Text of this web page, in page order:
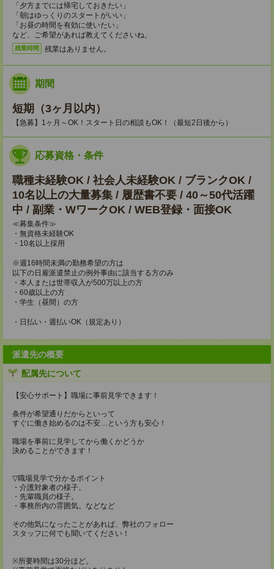
「夕方までには帰宅しておきたい」
「朝はゆっくりのスタートがいい」
「お昼の時間を有効に使いたい」
など、ご希望があれば教えてくださいね。
残業時間 残業はありません。
期間
短期（3ヶ月以内）
【急募】1ヶ月～OK！スタート日の相談もOK！（最短2日後から）
応募資格・条件
職種未経験OK / 社会人未経験OK / ブランクOK /
10名以上の大量募集 / 履歴書不要 / 40～50代活躍
中 / 副業・WワークOK / WEB登録・面接OK
≪募集条件≫
・無資格未経験OK
・10名以上採用
※週16時間未満の勤務希望の方は
以下の日雇派遣禁止の例外事由に該当する方のみ
・本人または世帯収入が500万以上の方
・60歳以上の方
・学生（昼間）の方
・日払い・週払いOK（規定あり）
派遣先の概要
配属先について
【安心サポート】職場に事前見学できます！
条件が希望通りだからといって
すぐに働き始めるのは不安…という方も安心！
職場を事前に見学してから働くかどうか
決めることができます！
▽職場見学で分かるポイント
・介護対象者の様子。
・先輩職員の様子。
・事務所内の雰囲気。などなど
その他気になったことがあれば、弊社のフォロー
スタッフに何でも聞いてください！
※所要時間は30分ほど。